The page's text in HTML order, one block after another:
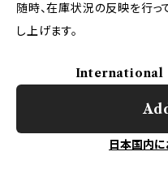
随時、在庫状況の反映を行っ
し上げます。
International
日本国内